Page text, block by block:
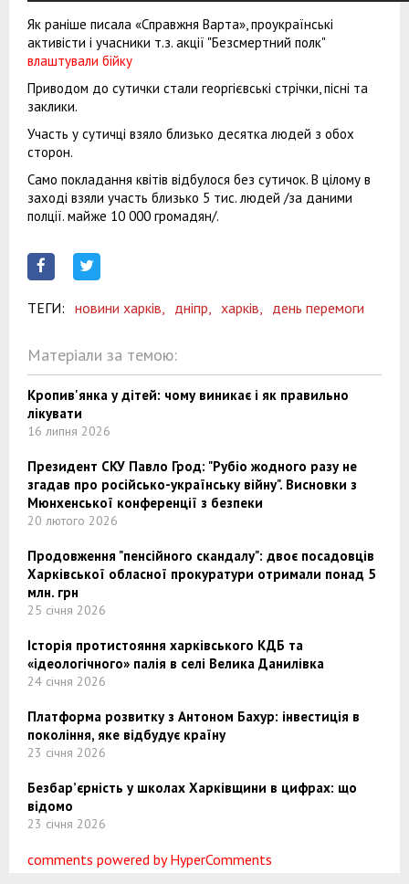
Як раніше писала «Справжня Варта», проукраїнські
активісти і учасники т.з. акції "Безсмертний полк"
влаштували бійку
Приводом до сутички стали георгієвські стрічки, пісні та
заклики.
Участь у сутичці взяло близько десятка людей з обох
сторон.
Само покладання квітів відбулося без сутичок. В цілому в
заході взяли участь близько 5 тис. людей /за даними
полції. майже 10 000 громадян/.
ТЕГИ: новини харків, дніпр, харків, день перемоги
Матеріали за темою:
Кропив'янка у дітей: чому виникає і як правильно
лікувати
16 липня 2026
Президент СКУ Павло Грод: "Рубіо жодного разу не
згадав про російсько-українську війну". Висновки з
Мюнхенської конференції з безпеки
20 лютого 2026
Продовження "пенсійного скандалу": двоє посадовців
Харківської обласної прокуратури отримали понад 5
млн. грн
25 січня 2026
Історія протистояння харківського КДБ та
«ідеологічного» палія в селі Велика Данилівка
24 січня 2026
Платформа розвитку з Антоном Бахур: інвестиція в
покоління, яке відбудує країну
23 січня 2026
Безбар’єрність у школах Харківщини в цифрах: що
відомо
23 січня 2026
comments powered by HyperComments